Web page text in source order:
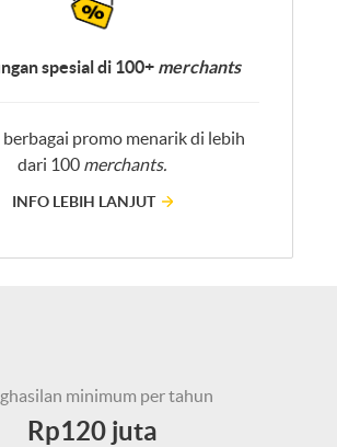
spesial di 100+ merchants
promo menarik di lebih
dari 100 merchants.
INFO LEBIH LANJUT
minimum per tahun
Rp120 juta